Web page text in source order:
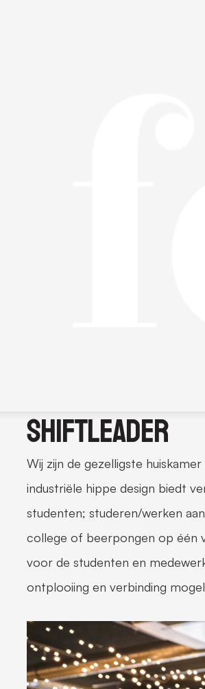
Shiftleader
Wij zijn de gezelligste
industriële hippe design biedt
studenten; studeren/werken
college of beerpongen op één
voor de studenten en
ontplooiing en verbinding